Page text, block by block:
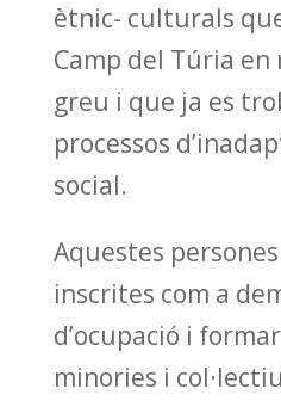
ètnic- culturals
Camp del Túria en
greu i que ja es
processos
social.
Aquestes
inscrites com a
d’ocupació i
minories i